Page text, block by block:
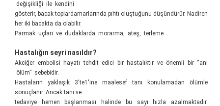
değişikliği ile kendini
gösterir, bacak toplardamarlarında pıhtı oluştuğunu düşündürür. Nadiren
her iki bacakta da olabilir.
Parmak uçları ve dudaklarda morarma, ateş, terleme
Hastalığın seyri nasıldır?
Akciğer embolisi hayatı tehdit edici bir hastalıktır ve önemli bir “ani
ölüm” sebebidir.
Hastaların yaklaşık 3'te1'ine maalesef tanı konulamadan ölümle
sonuçlanır. Ancak tanı ve
tedaviye hemen başlanması halinde bu sayı hızla azalmaktadır.